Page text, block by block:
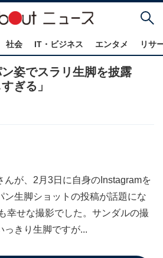
社会 IT・ビジネス エンタメ リサ
姿でスラリ生脚を披露
ぎる」
んが、2月3日に自身のInstagramを
ン生脚ショットの投稿が話題にな
幸せな撮影でした。サンダルの撮
っきり生脚ですが...